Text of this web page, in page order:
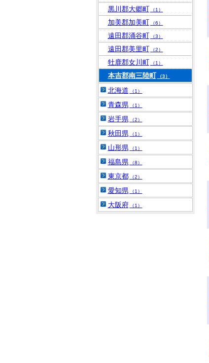
黒川郡大郷町 （1）
加美郡加美町 （6）
遠田郡涌谷町 （3）
遠田郡美里町 （2）
牡鹿郡女川町 （1）
本吉郡南三陸町 （3）
北海道 （1）
青森県 （1）
岩手県 （2）
秋田県 （1）
山形県 （1）
福島県 （8）
東京都 （2）
愛知県 （1）
大阪府 （1）